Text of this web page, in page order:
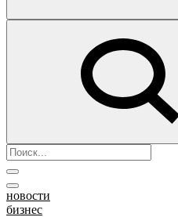
новости
бизнес